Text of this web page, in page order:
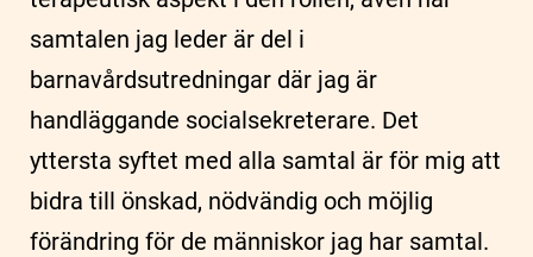
samtalen jag leder är del i
barnavårdsutredningar där jag är
handläggande socialsekreterare. Det
yttersta syftet med alla samtal är för mig att
bidra till önskad, nödvändig och möjlig
förändring för de människor jag har samtal.